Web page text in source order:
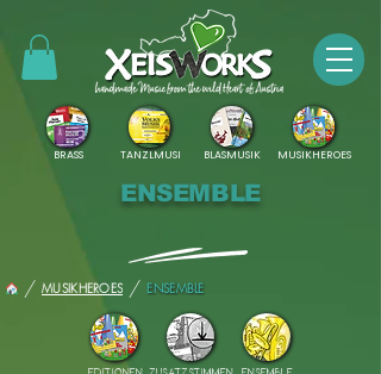
BRASS TANZLMUSI BLASMUSIK MUSIKHEROES
ENSEMBLE
/ MUSIKHEROES / ENSEMBLE